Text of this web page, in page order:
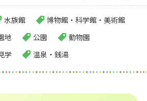
水族館
博物館・科学館・美術館
地
公園
動物園
学
温泉・銭湯